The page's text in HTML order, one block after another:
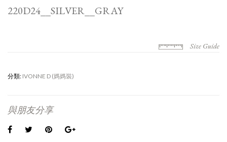
220D24__SILVER__GRAY
Size Guide
分類: IVONNE D (媽媽裝)
與朋友分享